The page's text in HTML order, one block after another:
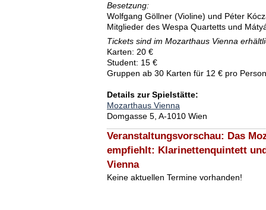
Besetzung:
Wolfgang Göllner (Violine) und Péter
Mitglieder des Wespa Quartetts und
Tickets sind im Mozarthaus Vienna
Karten: 20 €
Student: 15 €
Gruppen ab 30 Karten für 12 € pro Person
Details zur Spielstätte:
Mozarthaus Vienna
Domgasse 5, A-1010 Wien
Veranstaltungsvorschau: Das
empfiehlt: Klarinettenquintett
Vienna
Keine aktuellen Termine vorhanden!